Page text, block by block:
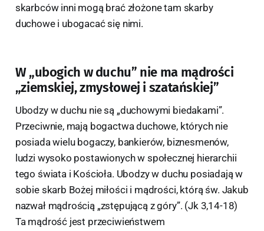
skarbców inni mogą brać złożone tam skarby
duchowe i ubogacać się nimi.
W „ubogich w duchu” nie ma mądrości
„ziemskiej, zmysłowej i szatańskiej”
Ubodzy w duchu nie są „duchowymi biedakami”.
Przeciwnie, mają bogactwa duchowe, których nie
posiada wielu bogaczy, bankierów, biznesmenów,
ludzi wysoko postawionych w społecznej hierarchii
tego świata i Kościoła. Ubodzy w duchu posiadają w
sobie skarb Bożej miłości i mądrości, którą św. Jakub
nazwał mądrością „zstępującą z góry”. (Jk 3,14-18)
Ta mądrość jest przeciwieństwem